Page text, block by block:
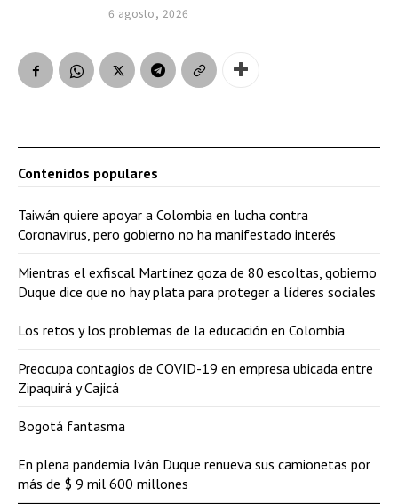
6 agosto, 2026
Contenidos populares
Taiwán quiere apoyar a Colombia en lucha contra
Coronavirus, pero gobierno no ha manifestado interés
Mientras el exfiscal Martínez goza de 80 escoltas, gobierno
Duque dice que no hay plata para proteger a líderes sociales
Los retos y los problemas de la educación en Colombia
Preocupa contagios de COVID-19 en empresa ubicada entre
Zipaquirá y Cajicá
Bogotá fantasma
En plena pandemia Iván Duque renueva sus camionetas por
más de $ 9 mil 600 millones